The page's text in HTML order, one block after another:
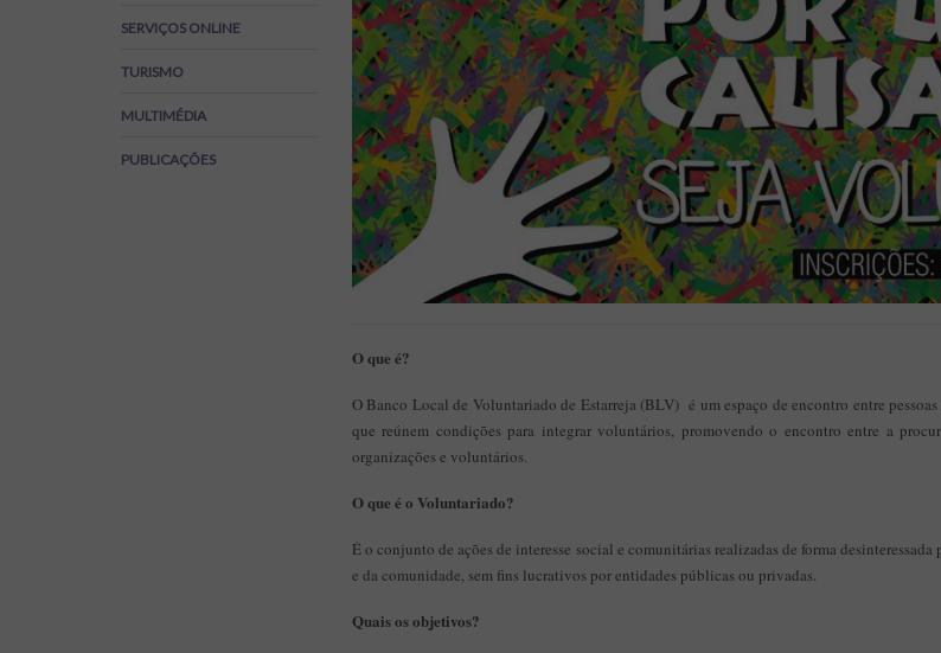
SERVIÇOS ONLINE
TURISMO
MULTIMÉDIA
PUBLICAÇÕES
O que é?
O Banco Local de Voluntariado de Estarreja (BLV) é um espaço de encontro entre
que reúnem condições para integrar voluntários, promovendo o encontro entre a
organizações e voluntários.
O que é o Voluntariado?
É o conjunto de ações de interesse social e comunitárias realizadas de forma
e da comunidade, sem fins lucrativos por entidades públicas ou privadas.
Quais os objetivos?